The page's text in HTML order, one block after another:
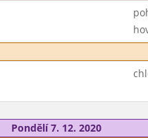
Pondělí 7. 12. 2020